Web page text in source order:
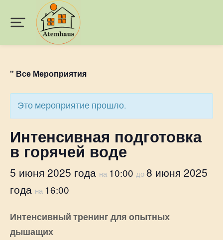
" Все Мероприятия
Это мероприятие прошло.
Интенсивная подготовка
в горячей воде
5 июня 2025 года на 10:00 до8 июня 2025
года на 16:00
Интенсивный тренинг для опытных
дышащих